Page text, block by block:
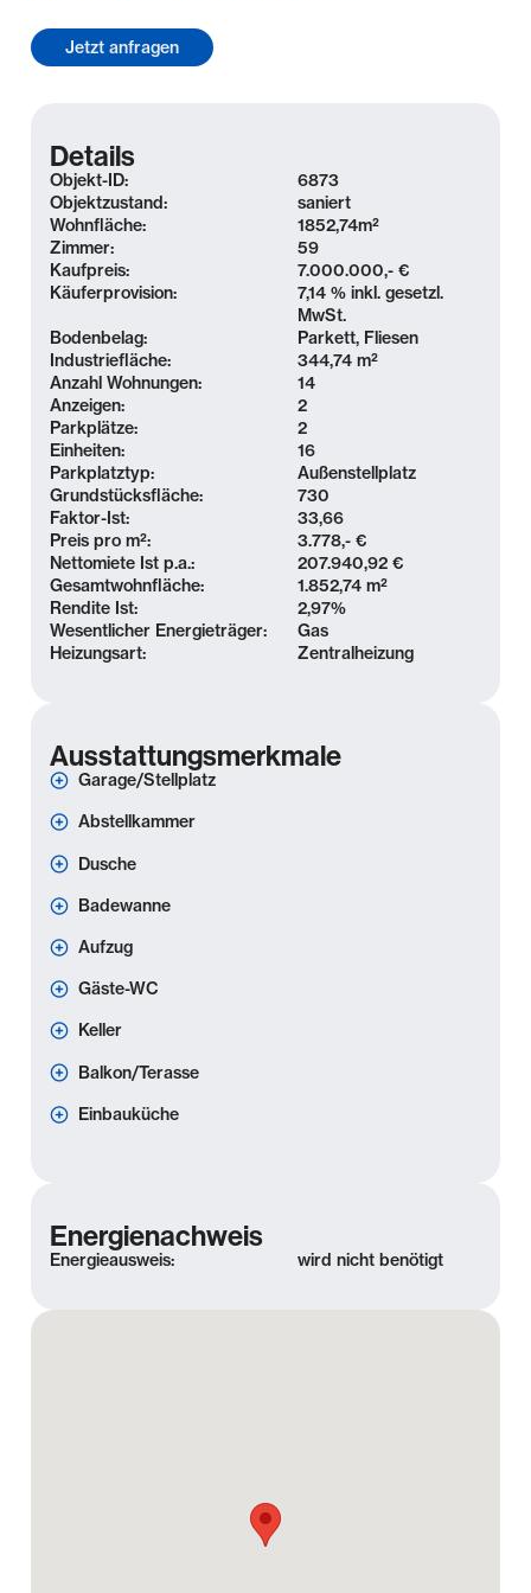
vertragstypischen Schaden begrenzt. Diese
Haftungsbeschränkungen gelten nicht für Schäden
übernommen wurde. Soweit die
Schadensersatzhaftung der Koengeter & Krekow
Immobilien GmbH gegenüber ausgeschlossen oder
beschränkt ist, gilt dies auch für eine persönliche
Schadensersatzhaftung ihrer Arbeitnehmer,
Mitarbeiter und Vertreter. Der Koengeter & Krekow
Immobilien GmbH ist es gestattet, auch für den
Verkäufer provisionspflichtig tätig zu werden.
Details
Objekt-ID:
6873
Objektzustand:
saniert
Wohnfläche:
1852,74m²
Zimmer:
59
Kaufpreis:
7.000.000,- €
Käuferprovision:
7,14 % inkl. gesetzl.
MwSt.
Bodenbelag:
Parkett, Fliesen
Industriefläche:
344,74 m²
Anzahl Wohnungen:
14
Anzeigen:
2
Parkplätze:
2
Einheiten:
16
Parkplatztyp:
Außenstellplatz
Grundstücksfläche:
730
Faktor-Ist:
33,66
Preis pro m²:
3.778,- €
Nettomiete Ist p.a.:
207.940,92 €
Gesamtwohnfläche:
1.852,74 m²
Rendite Ist:
2,97%
Wesentlicher Energieträger:
Gas
Heizungsart:
Zentralheizung
Ausstattungsmerkmale
Garage/Stellplatz
Abstellkammer
Dusche
Badewanne
Aufzug
Gäste-WC
Keller
Balkon/Terasse
Einbauküche
Energienachweis
Energieausweis: wird nicht benötigt